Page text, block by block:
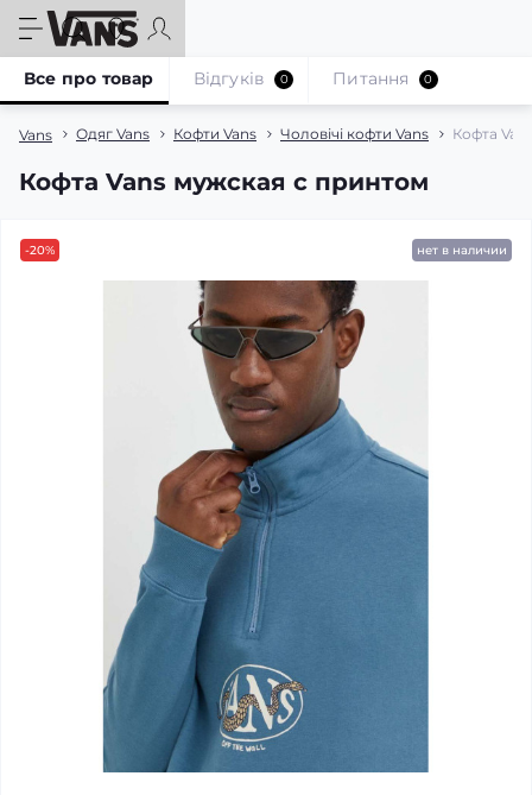
Vans Одяг Vans Кофти Vans Чоловічі кофти Vans Кофта
Кофта Vans мужская с принтом
Все про товар Відгуків 0 Питання 0
-20% нет в наличии